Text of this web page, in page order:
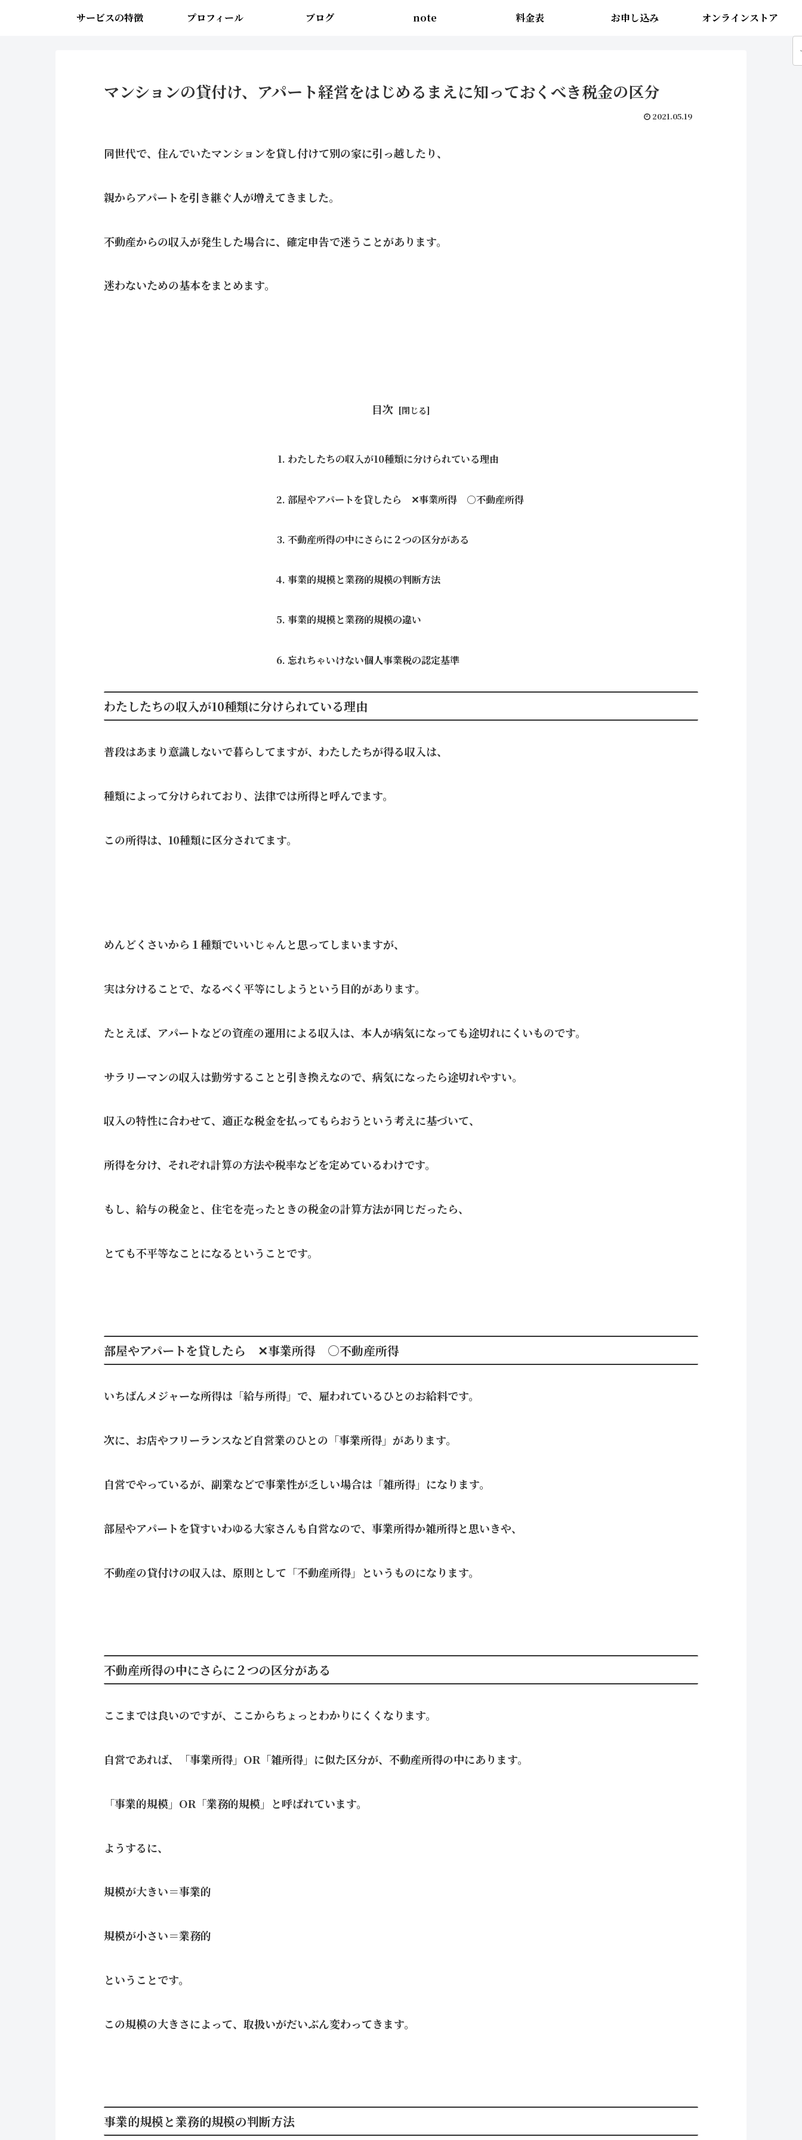
サービスの特徴 プロフィール ブログ note 料金表 お申し込み オンラインストア
マンションの貸付け、アパート経営をはじめるまえに知っておくべき税金の区分
2021.05.19
同世代で、住んでいたマンションを貸し付けて別の家に引っ越したり、
親からアパートを引き継ぐ人が増えてきました。
不動産からの収入が発生した場合に、確定申告で迷うことがあります。
迷わないための基本をまとめます。
目次
わたしたちの収入が10種類に分けられている理由
部屋やアパートを貸したら ✕事業所得 ○不動産所得
不動産所得の中にさらに２つの区分がある
事業的規模と業務的規模の判断方法
事業的規模と業務的規模の違い
忘れちゃいけない個人事業税の認定基準
わたしたちの収入が10種類に分けられている理由
普段はあまり意識しないで暮らしてますが、わたしたちが得る収入は、
種類によって分けられており、法律では所得と呼んでます。
この所得は、10種類に区分されてます。
めんどくさいから１種類でいいじゃんと思ってしまいますが、
実は分けることで、なるべく平等にしようという目的があります。
たとえば、アパートなどの資産の運用による収入は、本人が病気になっても途切れにくいものです。
サラリーマンの収入は勤労することと引き換えなので、病気になったら途切れやすい。
収入の特性に合わせて、適正な税金を払ってもらおうという考えに基づいて、
所得を分け、それぞれ計算の方法や税率などを定めているわけです。
もし、給与の税金と、住宅を売ったときの税金の計算方法が同じだったら、
とても不平等なことになるということです。
部屋やアパートを貸したら ✕事業所得 ○不動産所得
いちばんメジャーな所得は「給与所得」で、雇われているひとのお給料です。
次に、お店やフリーランスなど自営業のひとの「事業所得」があります。
自営でやっているが、副業などで事業性が乏しい場合は「雑所得」になります。
部屋やアパートを貸すいわゆる大家さんも自営なので、事業所得か雑所得と思いきや、
不動産の貸付けの収入は、原則として「不動産所得」というものになります。
不動産所得の中にさらに２つの区分がある
ここまでは良いのですが、ここからちょっとわかりにくくなります。
自営であれば、「事業所得」OR「雑所得」に似た区分が、不動産所得の中にあります。
「事業的規模」OR「業務的規模」と呼ばれています。
ようするに、
規模が大きい＝事業的
規模が小さい＝業務的
ということです。
この規模の大きさによって、取扱いがだいぶん変わってきます。
事業的規模と業務的規模の判断方法